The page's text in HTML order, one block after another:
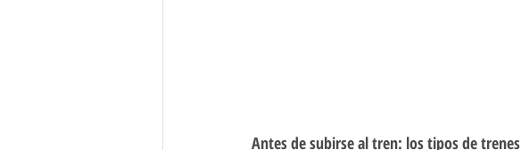
Antes de subirse al tren: los tipos de trenes